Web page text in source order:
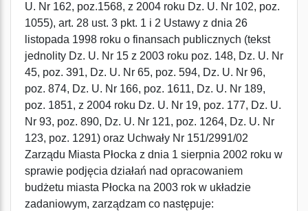
U. Nr 162, poz.1568, z 2004 roku Dz. U. Nr 102, poz.
1055), art. 28 ust. 3 pkt. 1 i 2 Ustawy z dnia 26
listopada 1998 roku o finansach publicznych (tekst
jednolity Dz. U. Nr 15 z 2003 roku poz. 148, Dz. U. Nr
45, poz. 391, Dz. U. Nr 65, poz. 594, Dz. U. Nr 96,
poz. 874, Dz. U. Nr 166, poz. 1611, Dz. U. Nr 189,
poz. 1851, z 2004 roku Dz. U. Nr 19, poz. 177, Dz. U.
Nr 93, poz. 890, Dz. U. Nr 121, poz. 1264, Dz. U. Nr
123, poz. 1291) oraz Uchwały Nr 151/2991/02
Zarządu Miasta Płocka z dnia 1 sierpnia 2002 roku w
sprawie podjęcia działań nad opracowaniem
budżetu miasta Płocka na 2003 rok w układzie
zadaniowym, zarządzam co następuje: